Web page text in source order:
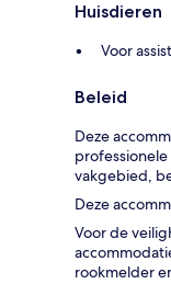
Huisdieren
Voor
Beleid
Deze
vakgebied,
Deze
Voor de
rookmelder